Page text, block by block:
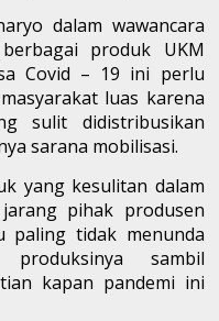
dalam wawancara
produk UKM
Covid – 19 ini perlu
luas karena
sulit didistribusikan
sarana mobilisasi.
yang kesulitan dalam
pihak produsen
paling tidak menunda
sambil
kapan pandemi ini